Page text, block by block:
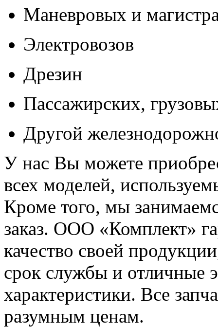
Маневровых и
Электровозов
Дрезин
Пассажирских,
Другой
У нас Вы можете
всех моделей,
Кроме того, мы
заказ. ООО «Комплект»
качество своей
срок службы и отличные
характеристики. Все
разумным ценам.